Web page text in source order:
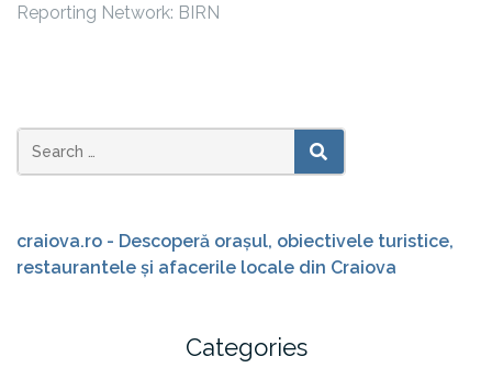
Reporting Network: BIRN
Search
for:
SEARCH
craiova.ro - Descoperă orașul, obiectivele turistice,
restaurantele și afacerile locale din Craiova
Categories